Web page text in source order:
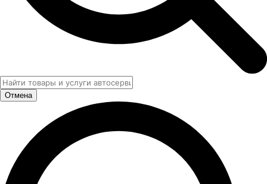
Отмена